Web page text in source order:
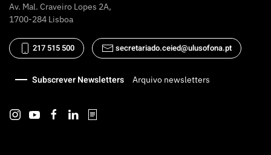
Av. Mal. Craveiro Lopes 2A,
1700-284 Lisboa
217 515 500 secretariado.ceied@ulusofona.pt
Subscrever Newsletters Arquivo newsletters